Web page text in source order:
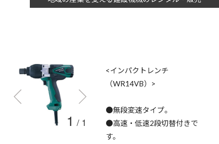
1 / 1
<インパクトレンチ
（WR14VB）>
●無段変速タイプ。
●高速・低速2段切替付きで
す。